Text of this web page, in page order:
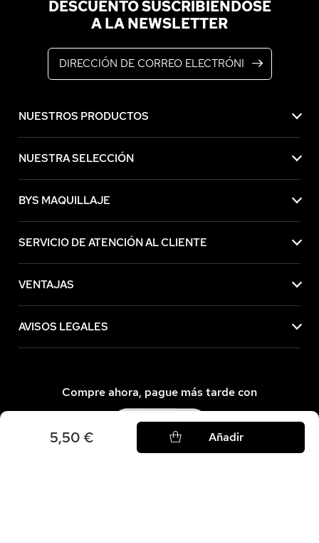
5,50 € Añadir
DESCUENTO SUSCRIBIÉNDOSE
A LA NEWSLETTER
NUESTROS PRODUCTOS
NUESTRA SELECCIÓN
BYS MAQUILLAJE
SERVICIO DE ATENCIÓN AL CLIENTE
VENTAJAS
AVISOS LEGALES
Compre ahora, pague más tarde con